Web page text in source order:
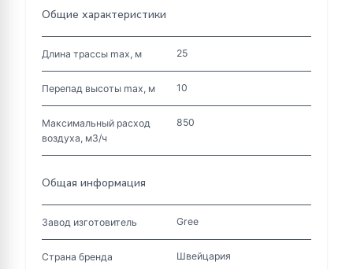
Общие характеристики
Длина трассы max, м 25
Перепад высоты max, м 10
Максимальный расход
воздуха, м3/ч
850
Общая информация
Завод изготовитель Gree
Страна бренда Швейцария